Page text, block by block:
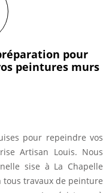
pour
peintures murs
pour repeindre vos
Artisan Louis. Nous
sise à La Chapelle
travaux de peinture